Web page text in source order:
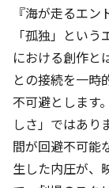
『海が走るエ
「孤独」とい
における創作と
との接続を一時
不可避とします
しさ」ではあり
間が回避不可能
生した内圧が、